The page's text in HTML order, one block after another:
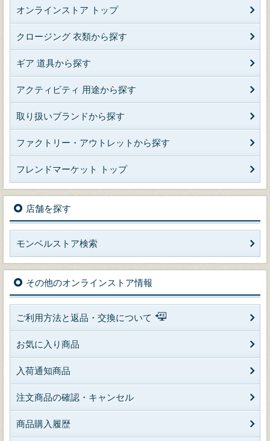
オンラインストア トップ
クロージング 衣類から探す
ギア 道具から探す
アクティビティ 用途から探す
取り扱いブランドから探す
ファクトリー・アウトレットから探す
フレンドマーケット トップ
店舗を探す
モンベルストア検索
その他のオンラインストア情報
ご利用方法と返品・交換について
お気に入り商品
入荷通知商品
注文商品の確認・キャンセル
商品購入履歴